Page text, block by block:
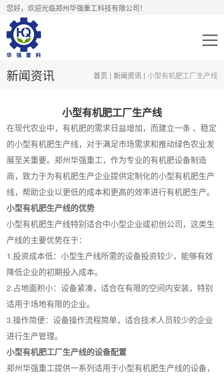
您好，欢迎光临郑州华强重工科技有限公司！
新闻资讯 首页 | 新闻资讯| 小型有机肥工厂生产线
小型有机肥工厂生产线
在现代农业中，有机肥的需求日益增加，而建立一条 、稳定
的小型有机肥生产线，对于满足市场需求和推动绿色农业发
展至关重要。郑州华强重工，作为专业的有机肥设备制造
商，致力于为有机肥生产企业提供定制化的小型有机肥生产
线，帮助企业以更低的成本和更高的效率进行有机肥生产。
小型有机肥生产线的优势
小型有机肥生产线特别适合中小型企业或初创公司，这类生
产线的主要优势在于：
1.投资成本低：小型生产线所需的设备投资较少，能够有效
降低企业的初期投入成本。
2.占地面积小：设备紧凑，适合在有限的空间内安装，特别
适用于场地有限的企业。
3.操作简便：设备操作流程简单，适合技术人员较少的企业
进行生产管理。
小型有机肥工厂生产线的设备配置
郑州华强重工提供一系列适用于小型有机肥生产线的设备，